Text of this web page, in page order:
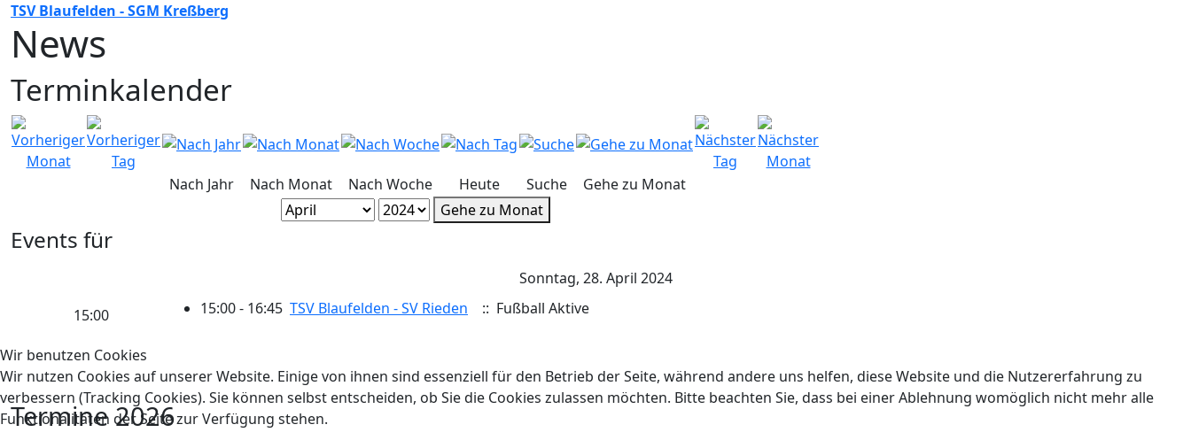
TSV Blaufelden - SGM Kreßberg
News
Terminkalender
Nach Jahr Nach Monat Nach Woche Heute Suche
Gehe zu Monat
Gehe zu Monat
Events für
Sonntag, 28. April 2024
15:00
15:00 - 16:45 TSV Blaufelden - SV Rieden :: Fußball Aktive
Termine 2026
Wir benutzen Cookies
Wir nutzen Cookies auf unserer Website. Einige von ihnen sind essenziell für den Betrieb der Seite, während andere uns helfen, diese Website und die Nutzererfahrung zu
verbessern (Tracking Cookies). Sie können selbst entscheiden, ob Sie die Cookies zulassen möchten. Bitte beachten Sie, dass bei einer Ablehnung womöglich nicht mehr alle
Funktionalitäten der Seite zur Verfügung stehen.